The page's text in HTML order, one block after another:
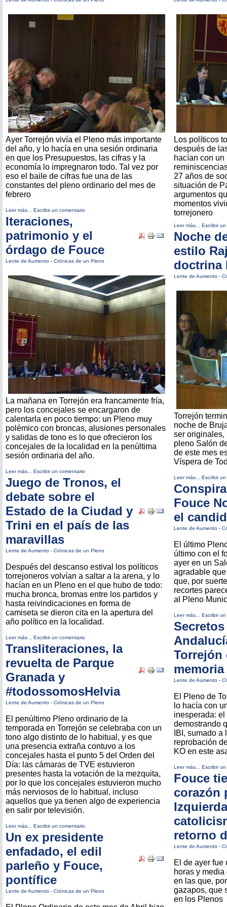
Ayer Torrejón vivía el Pleno más importante
del año, y lo hacía en una sesión ordinaria
en que los Presupuestos, las cifras y la
economía lo impregnaron todo. Tal vez por
eso el baile de cifras fue una de las
constantes del pleno ordinario del mes de
febrero
Leer más... Escribir un comentario
Iteraciones,
patrimonio y el
órdago de Fouce
Lente de Aumento - Crónicas de un Pleno
La mañana en Torrejón era francamente fría,
pero los concejales se encargaron de
calentarla en poco tiempo: un Pleno muy
polémico con broncas, alusiones personales
y salidas de tono es lo que ofrecieron los
concejales de la localidad en la penúltima
sesión ordinaria del año.
Leer más... Escribir un comentario
Juego de Tronos, el
debate sobre el
Estado de la Ciudad y
Trini en el país de las
maravillas
Lente de Aumento - Crónicas de un Pleno
Después del descanso estival los políticos
torrejoneros volvían a saltar a la arena, y lo
hacían en un Pleno en el que hubo de todo:
mucha bronca, bromas entre los partidos y
hasta reivindicaciones en forma de
camiseta se dieron cita en la apertura del
año político en la localidad.
Leer más... Escribir un comentario
Transliteraciones, la
revuelta de Parque
Granada y
#todossomosHelvia
Lente de Aumento - Crónicas de un Pleno
El penúltimo Pleno ordinario de la
temporada en Torrejón se celebraba con un
tono algo distinto de lo habitual, y es que
una presencia extraña contuvo a los
concejales hasta el punto 5 del Orden del
Día: las cámaras de TVE estuvieron
presentes hasta la votación de la mezquita,
por lo que los concejales estuvieron mucho
más nerviosos de lo habitual, incluso
aquellos que ya tienen algo de experiencia
en salir por televisión.
Leer más... Escribir un comentario
Un ex presidente
enfadado, el edil
parleño y Fouce,
pontífice
Lente de Aumento - Crónicas de un Pleno
Los políticos
después de
hacían con
27 años de
situación de
argumentos
momentos
torrejonero
Leer más... Escribir
Noche
estilo
doctrina
Lente de Aumento -
Torrejón
noche de
ser originales,
pleno Salón
de este mes
Víspera de
Leer más... Escribir
Fouce
el
Lente de Aumento -
El último
último con el
ayer en un
agradable
que, por
recortes
al Pleno
Leer más... Escribir
Torrejón
memoria
Lente de Aumento -
El Pleno de
lo hacía con
inesperada:
demostrando
IBI, sumado
reprobación
KO en este
Leer más... Escribir
Fouce
corazón
retorno
Lente de Aumento -
El de ayer fue
horas y
en las que,
gazapos, que
en los Plenos